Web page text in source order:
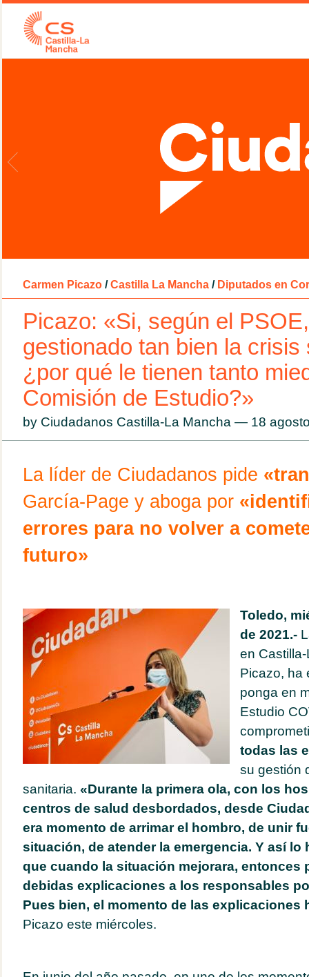
Carmen Picazo / Castilla La Mancha / Diputados en
Picazo: «Si, según el
gestionado tan bien la crisis
¿por qué le tienen tanto
Comisión de Estudio?»
by Ciudadanos Castilla-La Mancha — 18
La líder de Ciudadanos pide
García-Page y aboga por
errores para no volver a
futuro»
Toledo,
de 2021.-
en
Picazo, ha
ponga en
Estudio
todas las
su gestión
sanitaria. «Durante la primera ola, con los
centros de salud desbordados, desde
era momento de arrimar el hombro, de unir
situación, de atender la emergencia. Y así lo
que cuando la situación mejorara, entonces
debidas explicaciones a los responsables
Pues bien, el momento de las explicaciones
Picazo este miércoles.